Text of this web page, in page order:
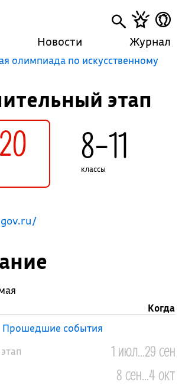
Новости Журнал
олимпиада по искусственному
Когда
Прошедшие события
1 июл...29 сен
8 сен...4 окт
этап
8–11
классы